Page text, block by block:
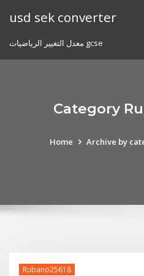
usd sek converter
معدل التغيير الرياضيات gcse
Category
Home Archive by
Rubano25618